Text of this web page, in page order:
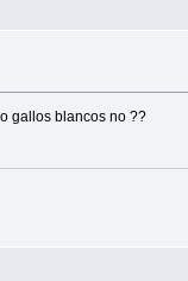
gallos blancos no ??